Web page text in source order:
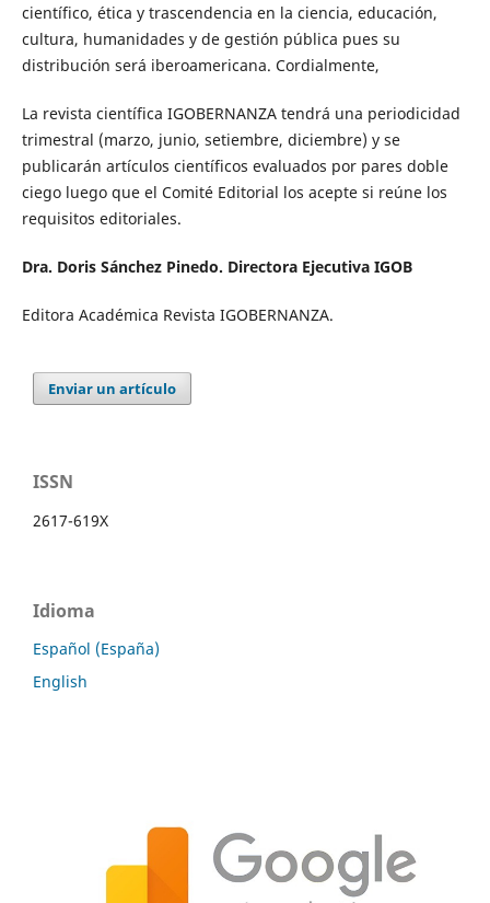
científico, ética y trascendencia en la ciencia, educación,
cultura, humanidades y de gestión pública pues su
distribución será iberoamericana. Cordialmente,
La revista científica IGOBERNANZA tendrá una periodicidad
trimestral (marzo, junio, setiembre, diciembre) y se
publicarán artículos científicos evaluados por pares doble
ciego luego que el Comité Editorial los acepte si reúne los
requisitos editoriales.
Dra. Doris Sánchez Pinedo. Directora Ejecutiva IGOB
Editora Académica Revista IGOBERNANZA.
Enviar un artículo
ISSN
2617-619X
Idioma
Español (España)
English